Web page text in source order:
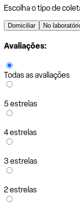
Escolha o tipo de
Domiciliar No
Avaliações:
Todas as avaliações
5 estrelas
4 estrelas
3 estrelas
2 estrelas